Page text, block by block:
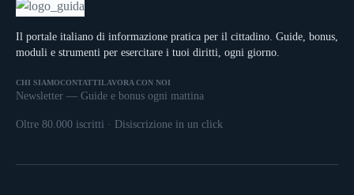
Il portale italiano di informazione pratica per il cittadino. Guide, bonus,
moduli e strumenti per esercitare i tuoi diritti, ogni giorno.
CHI SIAMOCONTATTI LAVORA CON NOI
Newsletter — Guide e bonus ogni mattina
Oltre 80.000 iscritti · Disiscrizione in un click